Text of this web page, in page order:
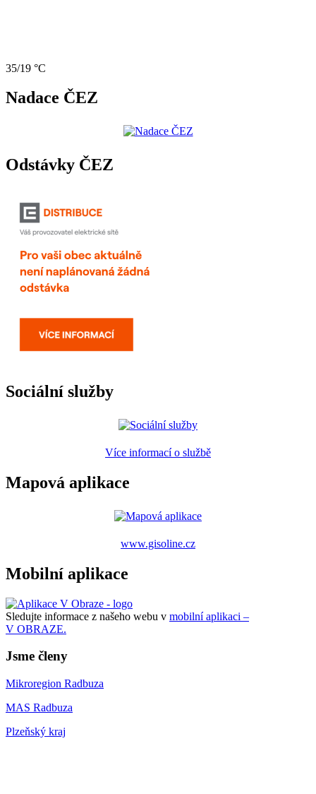
35/19 °C
Nadace ČEZ
Odstávky ČEZ
Sociální služby
Více informací o službě
Mapová aplikace
www.gisoline.cz
Mobilní aplikace
Sledujte informace z našeho webu v mobilní aplikaci –
V OBRAZE.
Jsme členy
Mikroregion Radbuza
MAS Radbuza
Plzeňský kraj